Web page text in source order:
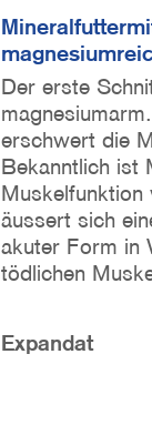
Der erste
erschwert die
Bekanntlich ist
äussert sich
akuter Form in
tödlichen
Expandat